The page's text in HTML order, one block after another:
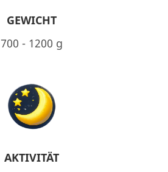
GEWICHT
700 - 1200 g
AKTIVITÄT